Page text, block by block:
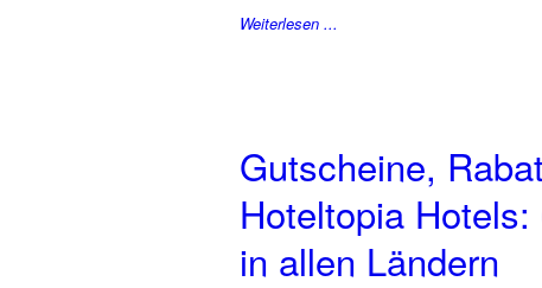
Weiterlesen ...
Gutscheine,
Hoteltopia
in allen Ländern